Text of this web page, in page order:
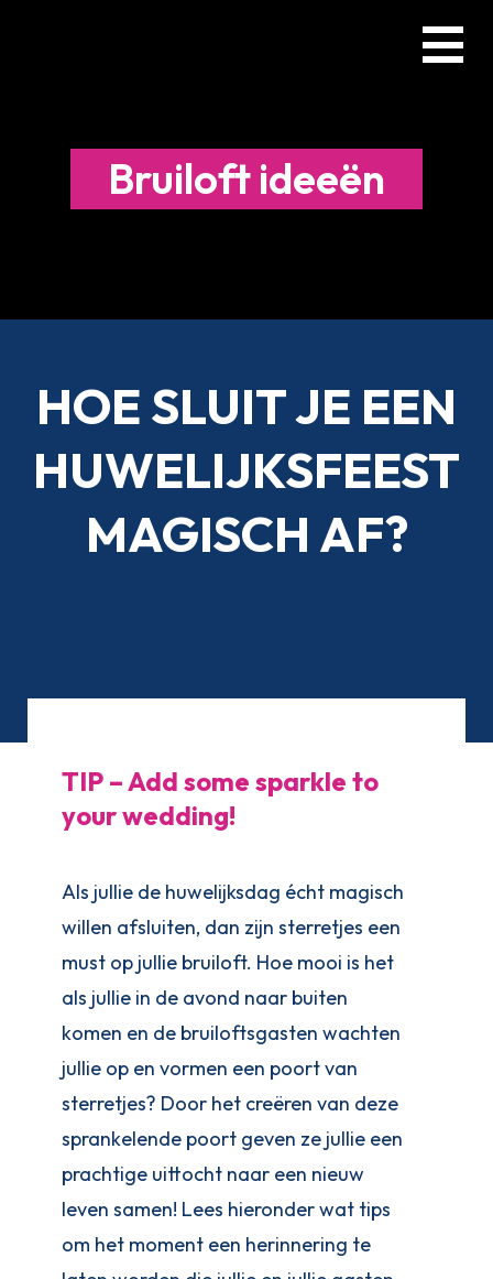
Menu
Bruiloft ideeën
HOE SLUIT JE EEN
HUWELIJKSFEEST
MAGISCH AF?
TIP – Add some sparkle to
your wedding!
Als jullie de huwelijksdag écht magisch
willen afsluiten, dan zijn sterretjes een
must op jullie bruiloft. Hoe mooi is het
als jullie in de avond naar buiten
komen en de bruiloftsgasten wachten
jullie op en vormen een poort van
sterretjes? Door het creëren van deze
sprankelende poort geven ze jullie een
prachtige uittocht naar een nieuw
leven samen! Lees hieronder wat tips
om het moment een herinnering te